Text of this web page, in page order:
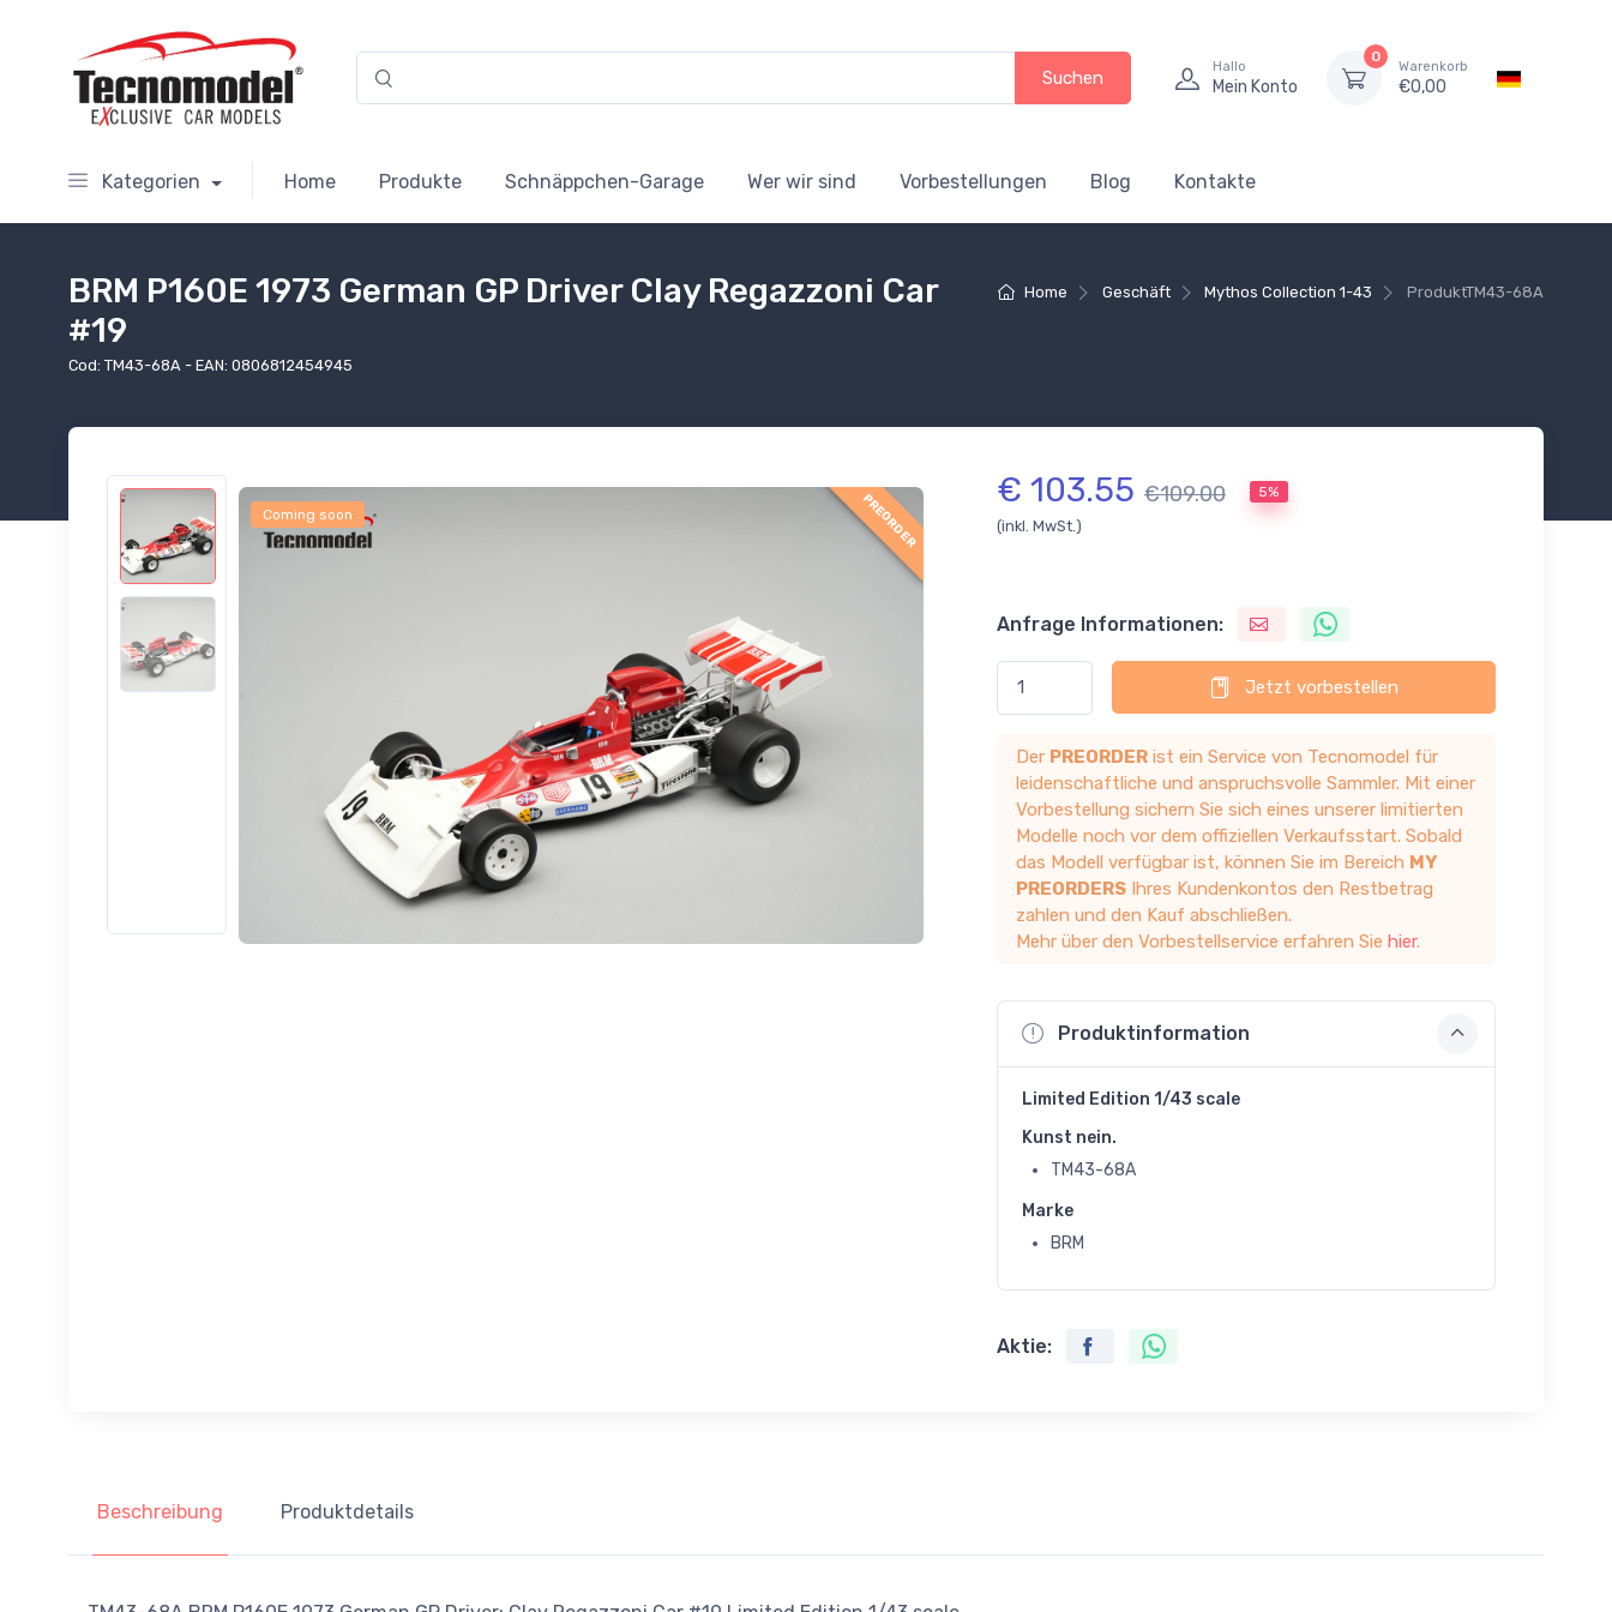
Suchen
Hallo
Mein Konto
0
Warenkorb
€0,00
Kategorien Home Produkte Schnäppchen-Garage Wer wir sind Vorbestellungen Blog Kontakte
Home Geschäft Mythos Collection 1-43 ProduktTM43-68A
BRM P160E 1973 German GP Driver Clay Regazzoni Car
#19
Cod: TM43-68A - EAN: 0806812454945
Coming soon PREORDER
€ 103.55 €109.00 5%
(inkl. MwSt.)
Anfrage Informationen:
Jetzt vorbestellen
Der PREORDERist ein Service von Tecnomodel für
leidenschaftliche und anspruchsvolle Sammler. Mit einer
Vorbestellung sichern Sie sich eines unserer limitierten
Modelle noch vor dem offiziellen Verkaufsstart. Sobald
das Modell verfügbar ist, können Sie im Bereich MY
PREORDERSIhres Kundenkontos den Restbetrag
zahlen und den Kauf abschließen.
Mehr über den Vorbestellservice erfahren Sie hier.
Produktinformation
Limited Edition 1/43 scale
Kunst nein.
TM43-68A
Marke
BRM
Aktie:
Beschreibung Produktdetails